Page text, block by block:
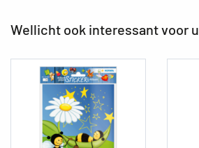
Wellicht ook interessant voor u